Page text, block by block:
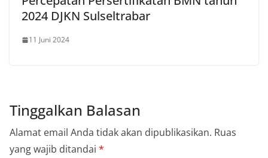
2024 DJKN Sulseltrabar
11 Juni 2024
Tinggalkan Balasan
Alamat email Anda tidak akan dipublikasikan. Ruas
yang wajib ditandai *